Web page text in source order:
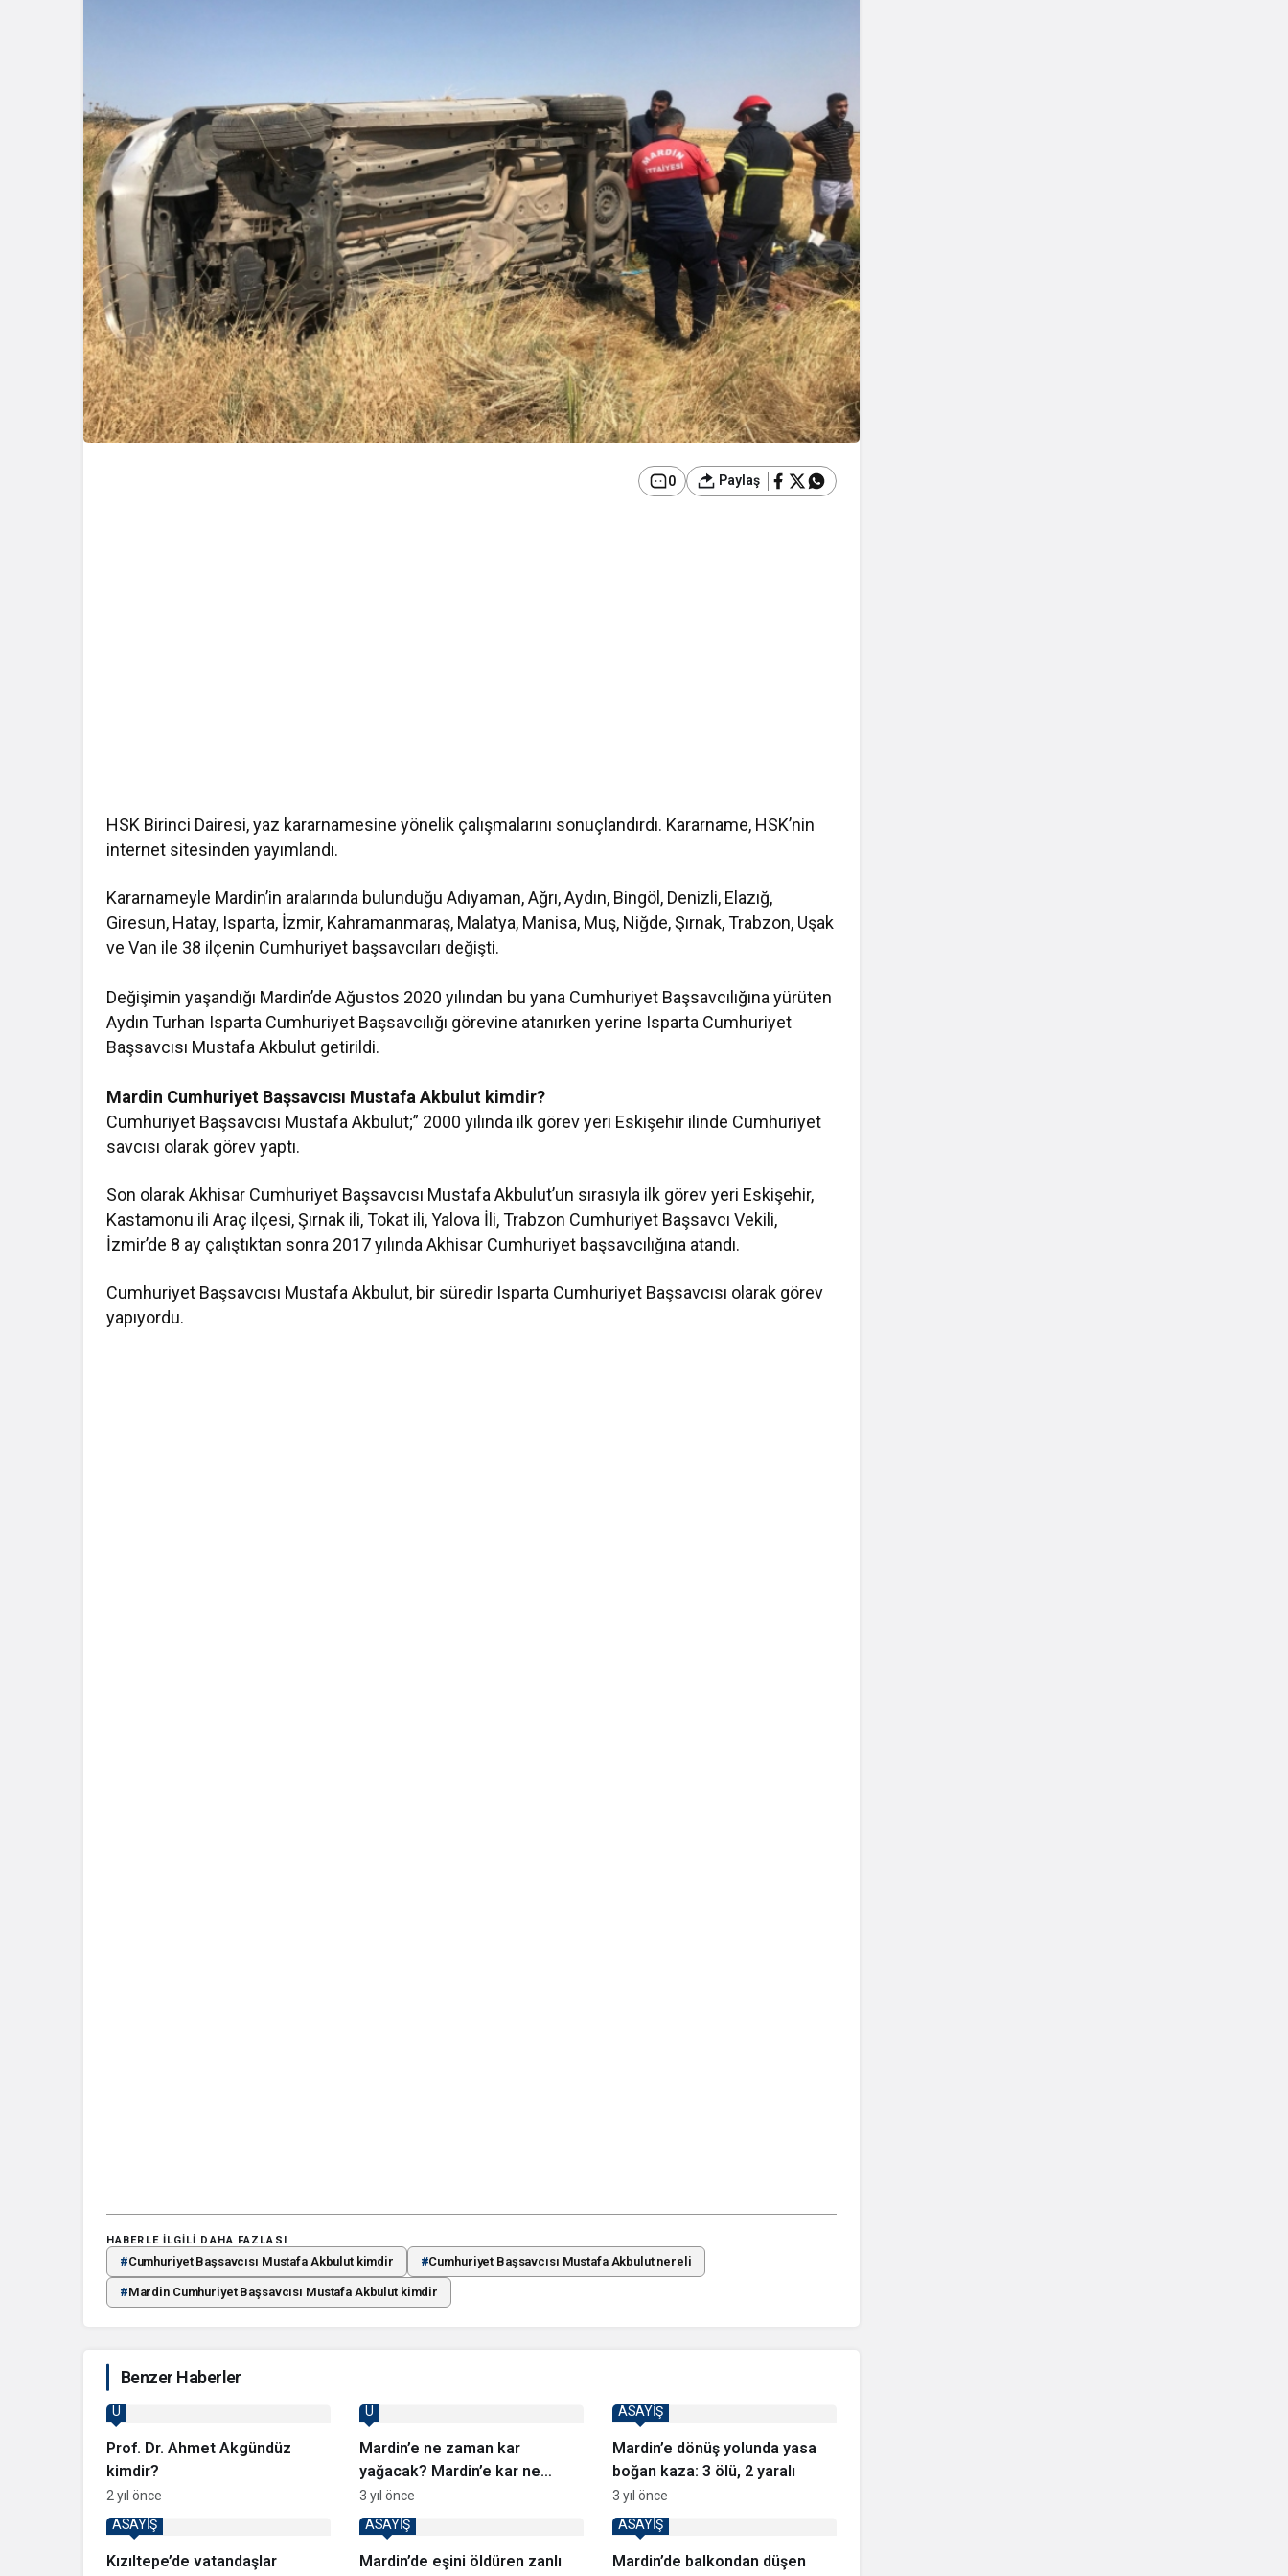
0 Paylaş
HSK Birinci Dairesi, yaz kararnamesine yönelik çalışmalarını sonuçlandırdı. Kararname, HSK’nin
internet sitesinden yayımlandı.
Kararnameyle Mardin’in aralarında bulunduğu Adıyaman, Ağrı, Aydın, Bingöl, Denizli, Elazığ,
Giresun, Hatay, Isparta, İzmir, Kahramanmaraş, Malatya, Manisa, Muş, Niğde, Şırnak, Trabzon, Uşak
ve Van ile 38 ilçenin Cumhuriyet başsavcıları değişti.
Değişimin yaşandığı Mardin’de Ağustos 2020 yılından bu yana Cumhuriyet Başsavcılığına yürüten
Aydın Turhan Isparta Cumhuriyet Başsavcılığı görevine atanırken yerine Isparta Cumhuriyet
Başsavcısı Mustafa Akbulut getirildi.
Mardin Cumhuriyet Başsavcısı Mustafa Akbulut kimdir?
Cumhuriyet Başsavcısı Mustafa Akbulut;” 2000 yılında ilk görev yeri Eskişehir ilinde Cumhuriyet
savcısı olarak görev yaptı.
Son olarak Akhisar Cumhuriyet Başsavcısı Mustafa Akbulut’un sırasıyla ilk görev yeri Eskişehir,
Kastamonu ili Araç ilçesi, Şırnak ili, Tokat ili, Yalova İli, Trabzon Cumhuriyet Başsavcı Vekili,
İzmir’de 8 ay çalıştıktan sonra 2017 yılında Akhisar Cumhuriyet başsavcılığına atandı.
Cumhuriyet Başsavcısı Mustafa Akbulut, bir süredir Isparta Cumhuriyet Başsavcısı olarak görev
yapıyordu.
HABERLE ILGILI DAHA FAZLASI
#Cumhuriyet Başsavcısı Mustafa Akbulut kimdir #Cumhuriyet Başsavcısı Mustafa Akbulut nereli
#Mardin Cumhuriyet Başsavcısı Mustafa Akbulut kimdir
Benzer Haberler
Prof. Dr. Ahmet Akgündüz
kimdir?
U
2 yıl önce
Mardin’e ne zaman kar
yağacak? Mardin’e kar ne
zaman gelecek?
U
3 yıl önce
Mardin’e dönüş yolunda yasa
boğan kaza: 3 ölü, 2 yaralı
ASAYİŞ
3 yıl önce
Kızıltepe’de vatandaşlar
ASAYİŞ
Mardin’de eşini öldüren zanlı
ASAYİŞ
Mardin’de balkondan düşen
ASAYİŞ